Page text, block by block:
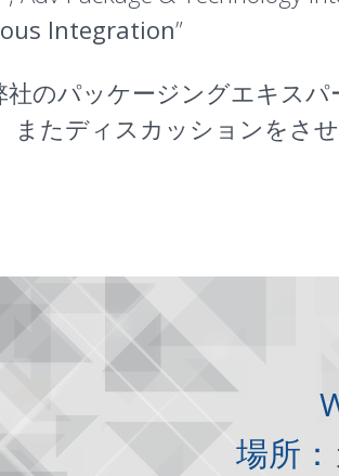
Integration”
社のパッケージングエキス
またディスカッションをさせ
場所：